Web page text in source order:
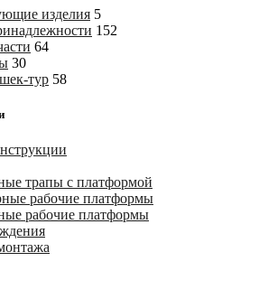
изделия 5
152
64
30
тур 58
трапы с платформой
рабочие платформы
рабочие платформы